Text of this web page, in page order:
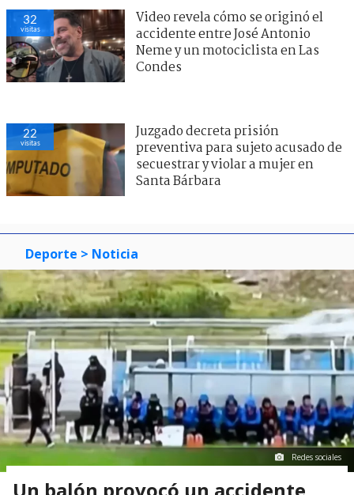
32
visitas
Video revela cómo se originó el
accidente entre José Antonio
Neme y un motociclista en Las
Condes
22
visitas
Juzgado decreta prisión
preventiva para sujeto acusado de
secuestrar y violar a mujer en
Santa Bárbara
Deporte > Noticia
Redes sociales